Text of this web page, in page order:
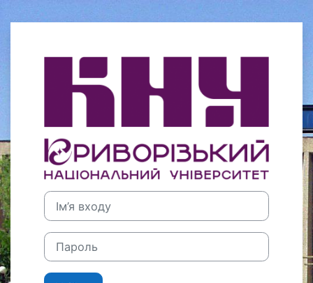
Ім’я входу
Пароль